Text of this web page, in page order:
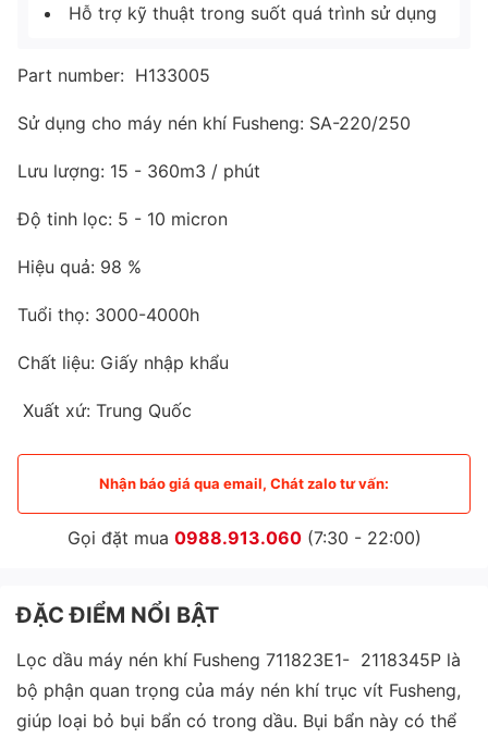
Hỗ trợ kỹ thuật trong suốt quá trình sử dụng
Part number: H133005
Sử dụng cho máy nén khí Fusheng: SA-220/250
Lưu lượng: 15 - 360m3 / phút
Độ tinh lọc: 5 - 10 micron
Hiệu quả: 98 %
Tuổi thọ: 3000-4000h
Chất liệu: Giấy nhập khẩu
Xuất xứ: Trung Quốc
Nhận báo giá qua email, Chát zalo tư vấn:
Gọi đặt mua 0988.913.060(7:30 - 22:00)
ĐẶC ĐIỂM NỔI BẬT
Lọc dầu máy nén khí Fusheng 711823E1- 2118345P là
bộ phận quan trọng của máy nén khí trục vít Fusheng,
giúp loại bỏ bụi bẩn có trong dầu. Bụi bẩn này có thể